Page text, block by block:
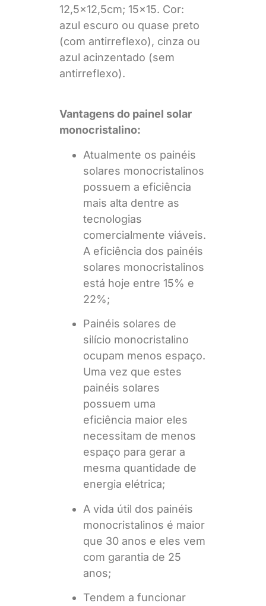
12,5×12,5cm; 15×15. Cor:
azul escuro ou quase preto
(com antirreflexo), cinza ou
azul acinzentado (sem
antirreflexo).
Vantagens do painel solar
monocristalino:
Atualmente os painéis
solares monocristalinos
possuem a eficiência
mais alta dentre as
tecnologias
comercialmente viáveis.
A eficiência dos painéis
solares monocristalinos
está hoje entre 15% e
22%;
Painéis solares de
silício monocristalino
ocupam menos espaço.
Uma vez que estes
painéis solares
possuem uma
eficiência maior eles
necessitam de menos
espaço para gerar a
mesma quantidade de
energia elétrica;
A vida útil dos painéis
monocristalinos é maior
que 30 anos e eles vem
com garantia de 25
anos;
Tendem a funcionar